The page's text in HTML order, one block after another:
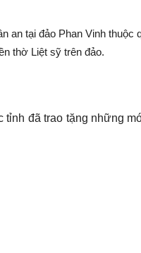
tại đảo Phan Vinh
thờ Liệt sỹ trên đảo.
đã trao tặng những